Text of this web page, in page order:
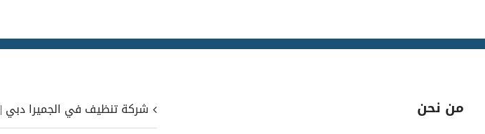
من نحن
شركة تنظيف في الجميرا دبي |0555131203| فلل ومنازل